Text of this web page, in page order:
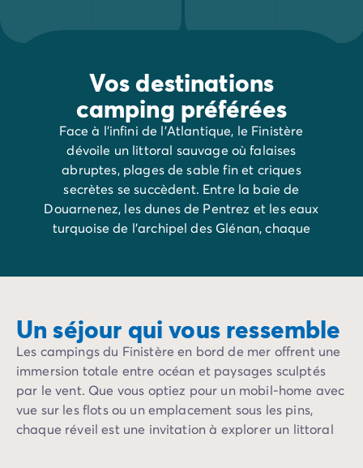
Vos destinations
camping préférées
Face à l’infini de l’Atlantique, le Finistère
dévoile un littoral sauvage où falaises
abruptes, plages de sable fin et criques
secrètes se succèdent. Entre la baie de
Douarnenez, les dunes de Pentrez et les eaux
turquoise de l’archipel des Glénan, chaque
Un séjour qui vous ressemble
Les campings du Finistère en bord de mer offrent une
immersion totale entre océan et paysages sculptés
par le vent. Que vous optiez pour un mobil-home avec
vue sur les flots ou un emplacement sous les pins,
chaque réveil est une invitation à explorer un littoral